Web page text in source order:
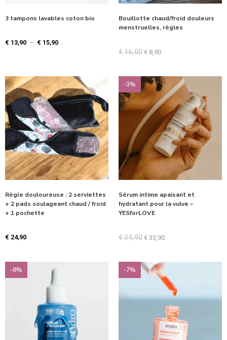
3 tampons lavables coton bio
€ 13,90 – € 15,90
Bouillotte chaud/froid douleurs
menstruelles, règles
€16,00 € 8,90
Règle douloureuse : 2 serviettes
+ 2 pads soulageant chaud / froid
+ 1 pochette
€ 24,90
-3%
Sérum intime apaisant et
hydratant pour la vulve –
YESforLOVE
€34,90 € 33,90
-8% -7%